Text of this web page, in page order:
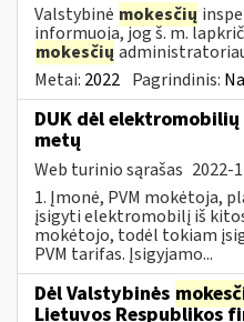
Valstybinė mokesčių
informuoja, jog š. m.
mokesčių
Metai: 2022 Pagrindinis:
DUK dėl
metų
Web turinio sąrašas 2022-
1. Įmonė, PVM mokėtoja,
įsigyti elektromobilį iš kitos
mokėtojo, todėl tokiam
PVM tarifas. Įsigyjamo...
Dėl Valstybinės
Lietuvos Respublikos